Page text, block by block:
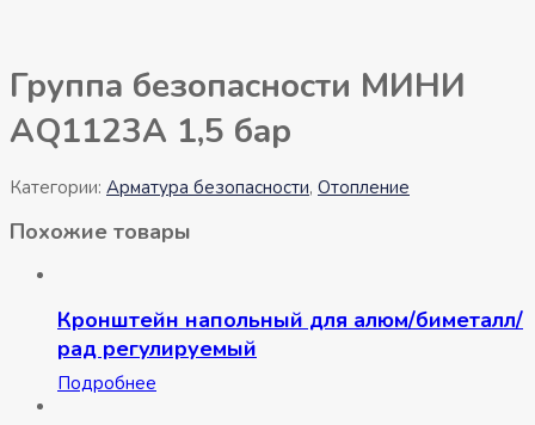
Группа безопасности МИНИ
AQ1123А 1,5 бар
Категории: Арматура безопасности, Отопление
Похожие товары
Кронштейн напольный для алюм/биметалл/
рад регулируемый
Подробнее